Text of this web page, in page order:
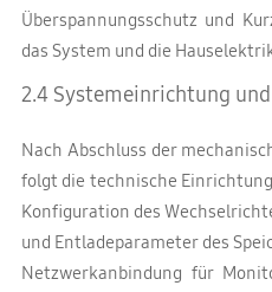
Überspannungsschutz und
das System und die
2.4 Systemeinrichtung
Nach Abschluss der
folgt die technische
Konfiguration des
und Entladeparameter des
Netzwerkanbindung für